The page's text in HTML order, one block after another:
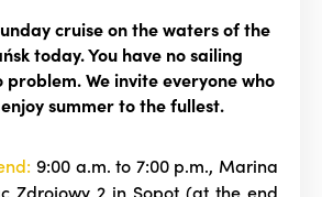
cruise on the waters of the
today. You have no sailing
problem. We invite everyone who
summer to the fullest.
9:00 a.m. to 7:00 p.m., Marina
Zdrojowy 2 in Sopot (at the end